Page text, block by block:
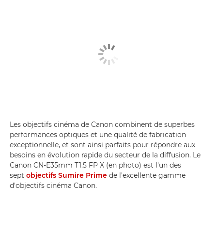
Les objectifs cinéma de Canon combinent de superbes
performances optiques et une qualité de fabrication
exceptionnelle, et sont ainsi parfaits pour répondre aux
besoins en évolution rapide du secteur de la diffusion. Le
Canon CN-E35mm T1.5 FP X (en photo) est l'un des
sept objectifs Sumire Prime de l'excellente gamme
d'objectifs cinéma Canon.